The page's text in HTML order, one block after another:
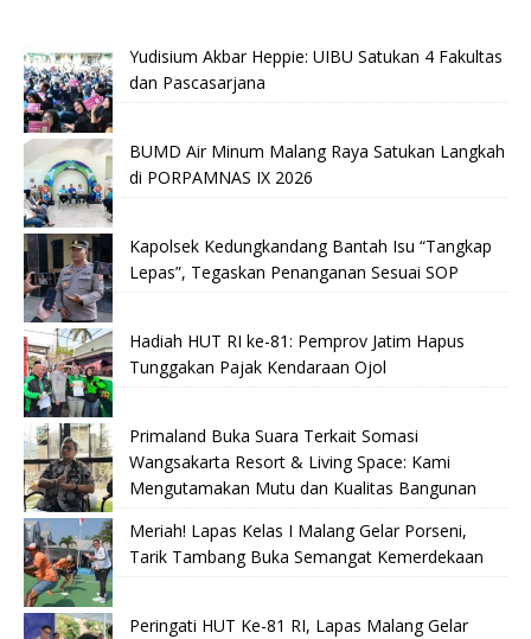
Yudisium Akbar Heppie: UIBU Satukan 4 Fakultas
dan Pascasarjana
BUMD Air Minum Malang Raya Satukan Langkah
di PORPAMNAS IX 2026
Kapolsek Kedungkandang Bantah Isu “Tangkap
Lepas”, Tegaskan Penanganan Sesuai SOP
Hadiah HUT RI ke-81: Pemprov Jatim Hapus
Tunggakan Pajak Kendaraan Ojol
Primaland Buka Suara Terkait Somasi
Wangsakarta Resort & Living Space: Kami
Mengutamakan Mutu dan Kualitas Bangunan
Meriah! Lapas Kelas I Malang Gelar Porseni,
Tarik Tambang Buka Semangat Kemerdekaan
Peringati HUT Ke-81 RI, Lapas Malang Gelar